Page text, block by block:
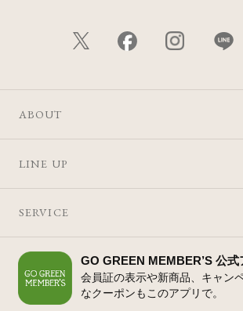
ABOUT
LINE UP
SERVICE
GO GREEN MEMBER’S 公式
会員証の表示や新商品、キャン
なクーポンもこのアプリで。